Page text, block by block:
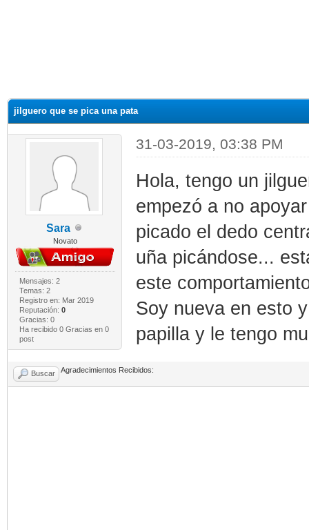
jilguero que se pica una pata
Sara
Novato
Mensajes: 2
Temas: 2
Registro en: Mar 2019
Reputación: 0
Gracias: 0
Ha recibido 0 Gracias en 0
post
31-03-2019, 03:38 PM
Hola, tengo un
empezó a no
picado el dedo
uña picándose...
este
Soy nueva en esto
papilla y le tengo
Buscar Agradecimientos Recibidos: